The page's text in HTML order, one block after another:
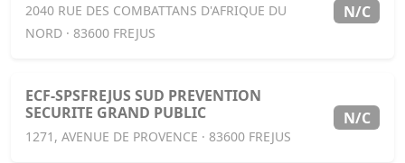
2040 RUE DES COMBATTANS D'AFRIQUE DU
NORD · 83600 FREJUS
N/C
ECF-SPSFREJUS SUD PREVENTION
SECURITE GRAND PUBLIC
1271, AVENUE DE PROVENCE · 83600 FREJUS
N/C